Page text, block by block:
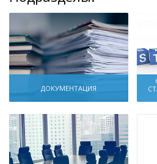
ДОКУМЕНТАЦИЯ